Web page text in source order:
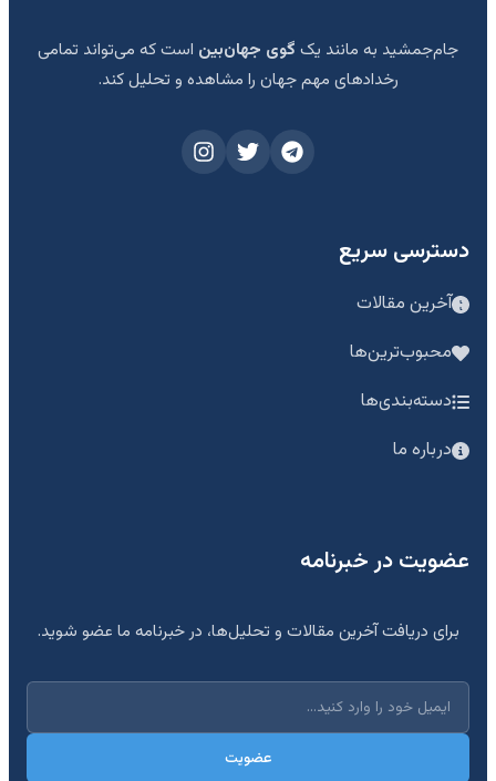
جام‌جمشید به مانند یک گوی جهان‌بین است که می‌تواند تمامی
رخدادهای مهم جهان را مشاهده و تحلیل کند.
دسترسی سریع
آخرین مقالات
محبوب‌ترین‌ها
دسته‌بندی‌ها
درباره ما
عضویت در خبرنامه
برای دریافت آخرین مقالات و تحلیل‌ها، در خبرنامه ما عضو شوید.
عضویت